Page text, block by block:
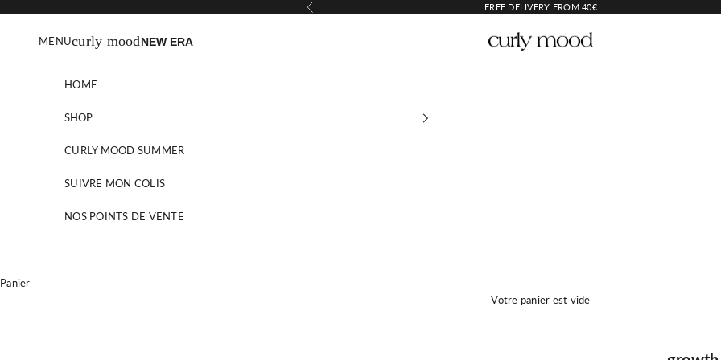
Précédent FREE DELIVERY FROM 40€
Curly Mood
MENUcurly moodNEW ERA
HOME
SHOP
CURLY MOOD SUMMER
SUIVRE MON COLIS
NOS POINTS DE VENTE
Panier
Votre panier est vide